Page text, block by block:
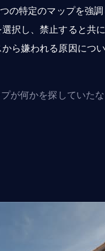
の特定のマップを強調
択し、禁止すると共
ら嫌われる原因につ
が何かを探していたな